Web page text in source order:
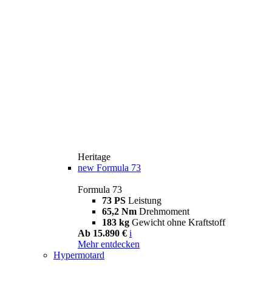
Heritage
new Formula 73
Formula 73
73 PS Leistung
65,2 Nm Drehmoment
183 kg Gewicht ohne Kraftstoff
Ab 15.890 € i
Mehr entdecken
Hypermotard